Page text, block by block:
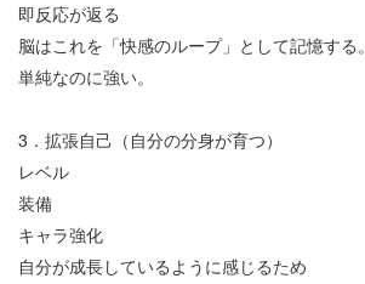
即反応が返る
脳はこれを「快感のループ」として記憶する。
単純なのに強い。
3 ．拡張自己（自分の分身が育つ）
レベル
装備
キャラ強化
自分が成長しているように感じるため